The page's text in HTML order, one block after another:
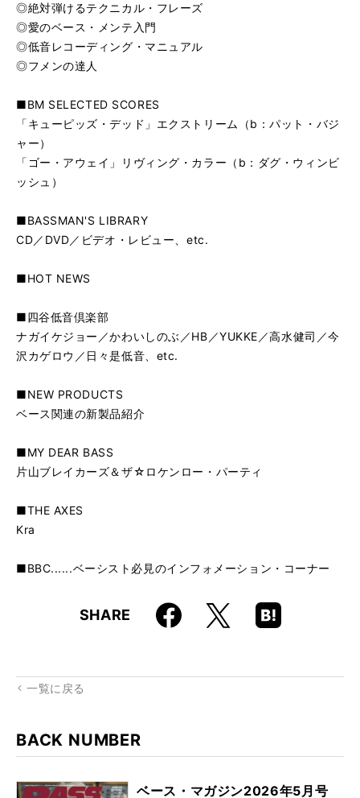
◎絶対弾けるテクニカル・フレーズ
◎愛のベース・メンテ入門
◎低音レコーディング・マニュアル
◎フメンの達人
■BM SELECTED SCORES
「キューピッズ・デッド」エクストリーム（b：パット・バジ
ャー）
「ゴー・アウェイ」リヴィング・カラー（b：ダグ・ウィンビ
ッシュ）
■BASSMAN'S LIBRARY
CD／DVD／ビデオ・レビュー、etc.
■HOT NEWS
■四谷低音倶楽部
ナガイケジョー／かわいしのぶ／HB／YUKKE／高水健司／今
沢カゲロウ／日々是低音、etc.
■NEW PRODUCTS
ベース関連の新製品紹介
■MY DEAR BASS
片山ブレイカーズ＆ザ☆ロケンロー・パーティ
■THE AXES
Kra
■BBC......ベーシスト必見のインフォメーション・コーナー
SHARE Faceboo
k
X
Hatena
Boo
一覧に戻る
BACK NUMBER
ベース・マガジン2026年5月号